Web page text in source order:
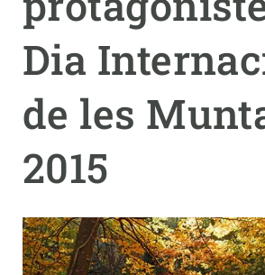
Dia
de les
2015
PARTICIPA
NOTÍCIES I AGENDA